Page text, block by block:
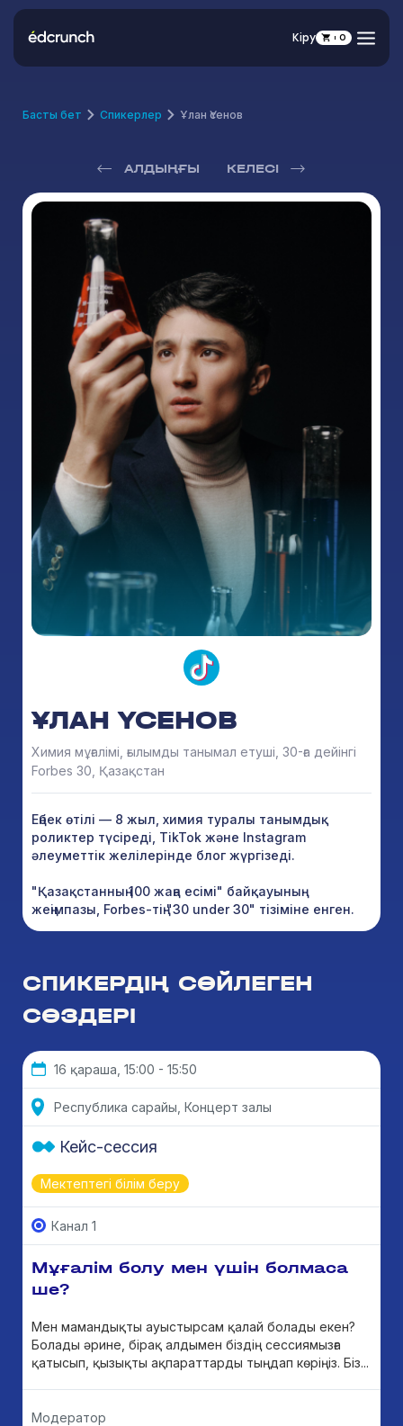
Кіру 0
Басты бет Спикерлер Ұлан Үсенов
АЛДЫҢҒЫ КЕЛЕСІ
ҰЛАН ҮСЕНОВ
Химия мұғалімі, ғылымды танымал етуші, 30-ға дейінгі
Forbes 30, Қазақстан
Еңбек өтілі — 8 жыл, химия туралы танымдық
роликтер түсіреді, TikTok және Instagram
әлеуметтік желілерінде блог жүргізеді.
"Қазақстанның 100 жаңа есімі" байқауының
жеңімпазы, Forbes-тің "30 under 30" тізіміне енген.
СПИКЕРДІҢ СӨЙЛЕГЕН
СӨЗДЕРІ
16 қараша, 15:00 - 15:50
Республика сарайы, Концерт залы
Мектептегі білім беру
Кейс-сессия
Канал 1
Мұғалім болу мен үшін болмаса
ше?
Мен мамандықты ауыстырсам қалай болады екен?
Болады әрине, бірақ алдымен біздің сессиямызға
қатысып, қызықты ақпараттарды тыңдап көріңіз. Біз...
Модератор